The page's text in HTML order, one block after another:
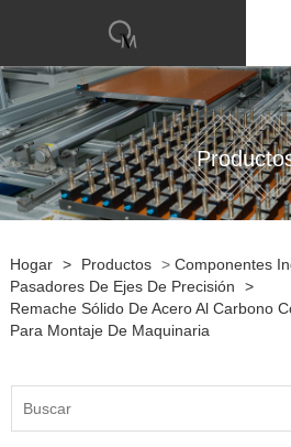
Hogar > Productos > Componentes
Pasadores De Ejes De Precisión
>
Remache Sólido De Acero Al Carbono
Para Montaje De Maquinaria